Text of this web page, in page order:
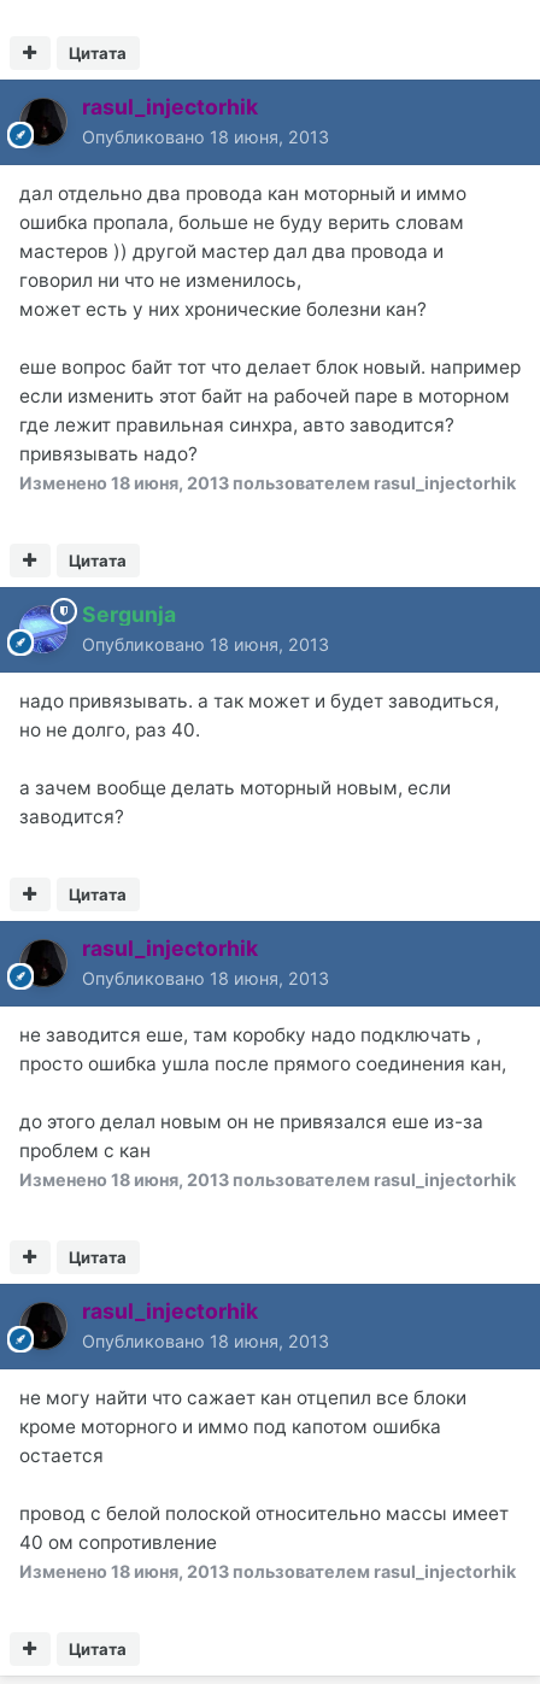
Цитата
rasul_injectorhik
Опубликовано 18 июня, 2013
дал отдельно два провода кан моторный и иммо
ошибка пропала, больше не буду верить словам
мастеров )) другой мастер дал два провода и
говорил ни что не изменилось,
может есть у них хронические болезни кан?
еше вопрос байт тот что делает блок новый. например
если изменить этот байт на рабочей паре в моторном
где лежит правильная синхра, авто заводится?
привязывать надо?
Изменено 18 июня, 2013 пользователем rasul_injectorhik
Цитата
Sergunja
Опубликовано 18 июня, 2013
надо привязывать. а так может и будет заводиться,
но не долго, раз 40.
а зачем вообще делать моторный новым, если
заводится?
Цитата
rasul_injectorhik
Опубликовано 18 июня, 2013
не заводится еше, там коробку надо подключать ,
просто ошибка ушла после прямого соединения кан,
до этого делал новым он не привязался еше из-за
проблем с кан
Изменено 18 июня, 2013 пользователем rasul_injectorhik
Цитата
rasul_injectorhik
Опубликовано 18 июня, 2013
не могу найти что сажает кан отцепил все блоки
кроме моторного и иммо под капотом ошибка
остается
провод с белой полоской относительно массы имеет
40 ом сопротивление
Изменено 18 июня, 2013 пользователем rasul_injectorhik
Цитата